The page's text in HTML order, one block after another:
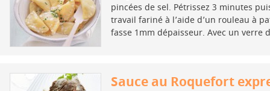
pincées de sel. Pétrissez 3 minutes
travail fariné à l’aide d’un rouleau à
fasse 1mm dépaisseur. Avec un verre
Sauce au Roquefort